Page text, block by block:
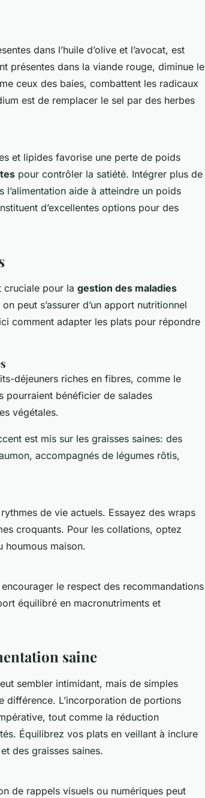
dans l’huile d’olive et l’avocat, est
présentes dans la viande rouge, diminue le
ceux des baies, combattent les radicaux
est de remplacer le sel par des herbes
et lipides favorise une perte de poids
pour contrôler la satiété. Intégrer plus de
aide à atteindre un poids
d’excellentes options pour des
cruciale pour la gestion des maladies
peut s’assurer d’un apport nutritionnel
comment adapter les plats pour répondre
déjeuners riches en fibres, comme le
pourraient bénéficier de salades
végétales.
est mis sur les graisses saines: des
accompagnés de légumes rôtis,
de vie actuels. Essayez des wraps
croquants. Pour les collations, optez
houmous maison.
le respect des recommandations
équilibré en macronutriments et
saine
sembler intimidant, mais de simples
différence. L’incorporation de portions
tout comme la réduction
Équilibrez vos plats en veillant à inclure
des graisses saines.
de rappels visuels ou numériques peut